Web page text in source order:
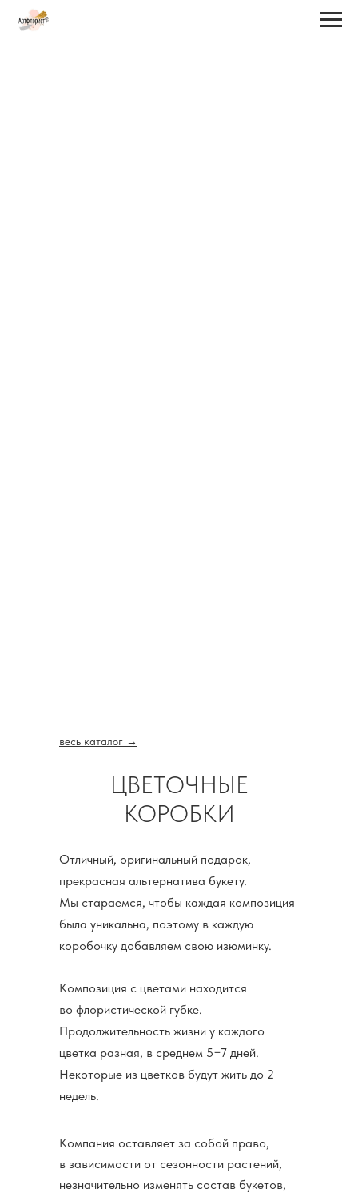
весь каталог →
ЦВЕТОЧНЫЕ
КОРОБКИ
Отличный, оригинальный подарок,
прекрасная альтернатива букету.
Мы стараемся, чтобы каждая композиция
была уникальна, поэтому в каждую
коробочку добавляем свою изюминку.
Композиция с цветами находится
во флористической губке.
Продолжительность жизни у каждого
цветка разная, в среднем 5−7 дней.
Некоторые из цветков будут жить до 2
недель.
Компания оставляет за собой право,
в зависимости от сезонности растений,
незначительно изменять состав букетов,